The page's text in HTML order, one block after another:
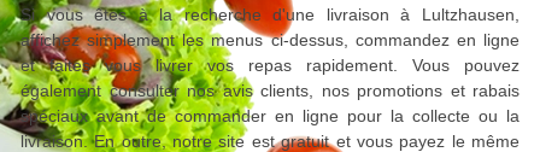
Si vous êtes à la recherche d'une livraison à Lultzhausen,
affichez simplement les menus ci-dessus, commandez en ligne
et faites vous livrer vos repas rapidement. Vous pouvez
également consulter nos avis clients, nos promotions et rabais
spéciaux avant de commander en ligne pour la collecte ou la
livraison. En outre, notre site est gratuit et vous payez le même